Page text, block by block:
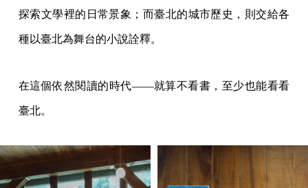
探索文學裡的日常景象；而臺北的城市歷史，則交給各
種以臺北為舞台的小說詮釋。
在這個依然閱讀的時代——就算不看書，至少也能看看
臺北。